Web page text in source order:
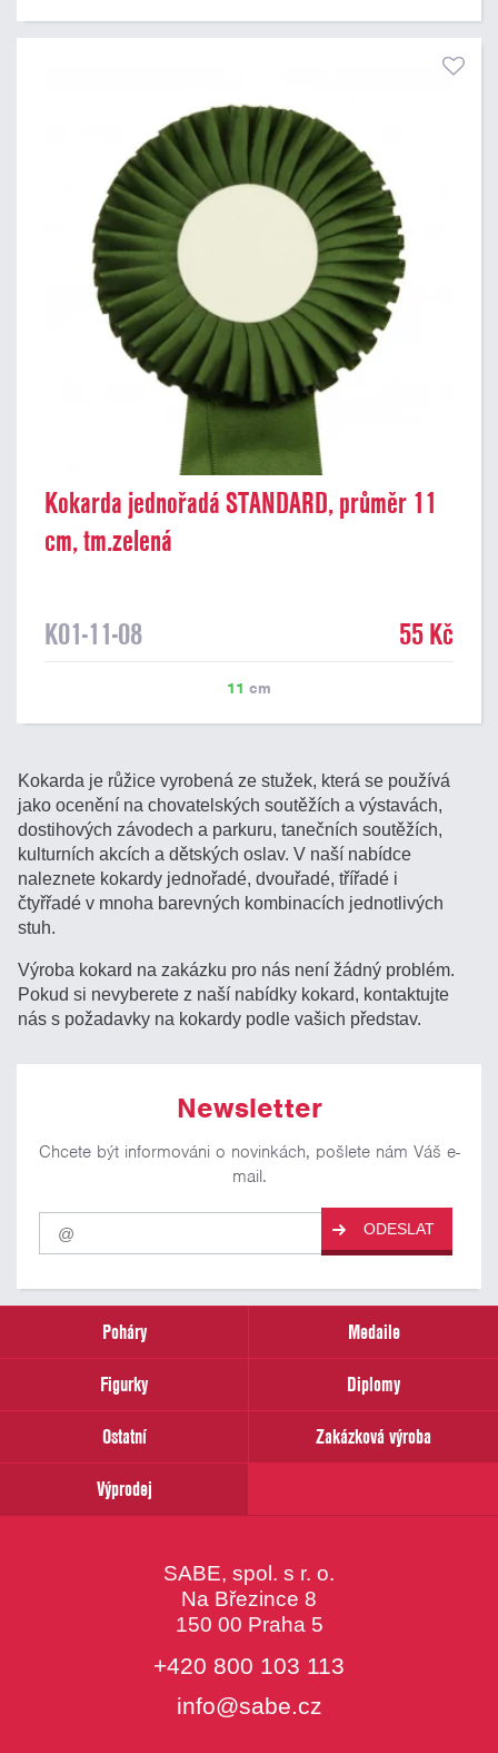
Kokarda jednořadá STANDARD, průměr 11
cm, tm.zelená
K01-11-08 55 Kč
11 cm
Kokarda je růžice vyrobená ze stužek, která se používá
jako ocenění na chovatelských soutěžích a výstavách,
dostihových závodech a parkuru, tanečních soutěžích,
kulturních akcích a dětských oslav. V naší nabídce
naleznete kokardy jednořadé, dvouřadé, třířadé i
čtyřřadé v mnoha barevných kombinacích jednotlivých
stuh.
Výroba kokard na zakázku pro nás není žádný problém.
Pokud si nevyberete z naší nabídky kokard, kontaktujte
nás s požadavky na kokardy podle vašich představ.
Newsletter
Chcete být informováni o novinkách, pošlete nám Váš e-
mail.
Pro
odběr
našich
email
ODESLAT
Poháry
Medaile
Figurky
Diplomy
Ostatní
Zakázková výroba
Výprodej
SABE, spol. s r. o.
Na Březince 8
150 00 Praha 5
+420 800 103 113
info@sabe.cz